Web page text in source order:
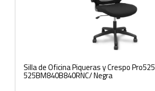
Silla de Oficina Piqueras y Crespo Pro525
525BM840B840RNC/ Negra